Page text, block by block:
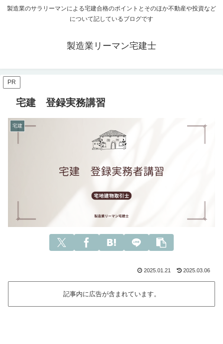
製造業のサラリーマンによる宅建合格のポイントとそのほか不動産や投資など
について記しているブログです
製造業リーマン宅建士
PR
宅建 登録実務講習
宅建
2025.01.21 2025.03.06
記事内に広告が含まれています。